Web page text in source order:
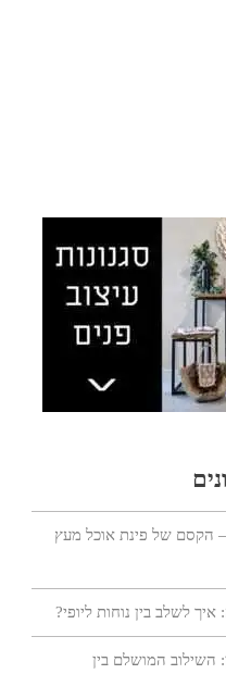
הקסם של פינת אוכל מעץ
לשלב בין נוחות ליופי?
השילוב המושלם בין